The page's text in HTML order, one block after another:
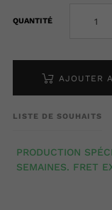
QUANTITÉ
AJOUTER
LISTE DE SOUHAITS
PRODUCTION
SEMAINES. FRET